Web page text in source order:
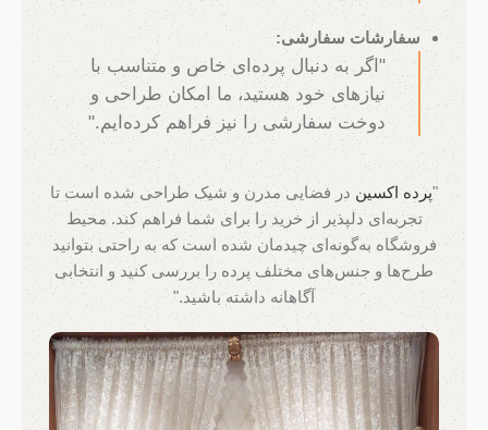
سفارشات سفارشی:
"اگر به دنبال پرده‌ای خاص و متناسب با
نیازهای خود هستید، ما امکان طراحی و
دوخت سفارشی را نیز فراهم کرده‌ایم."
"پرده اکسیندر فضایی مدرن و شیک طراحی شده است تا
تجربه‌ای دلپذیر از خرید را برای شما فراهم کند. محیط
فروشگاه به‌گونه‌ای چیدمان شده است که به راحتی بتوانید
طرح‌ها و جنس‌های مختلف پرده را بررسی کنید و انتخابی
آگاهانه داشته باشید."